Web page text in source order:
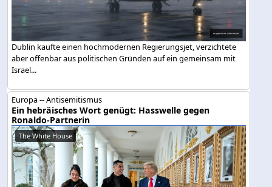
Dublin kaufte einen hochmodernen Regierungsjet, verzichtete
aber offenbar aus politischen Gründen auf ein gemeinsam mit
Israel...
Europa -- Antisemitismus
Ein hebräisches Wort genügt: Hasswelle gegen
Ronaldo-Partnerin
The White House